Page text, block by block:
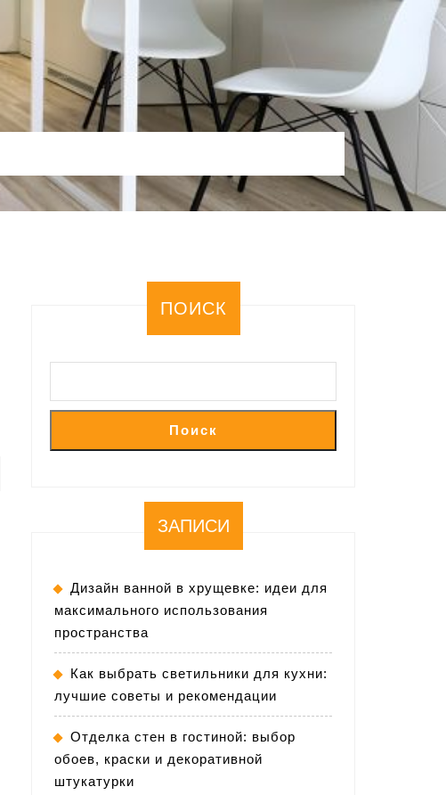
ПОИСК
Поиск
ЗАПИСИ
Дизайн ванной в хрущевке: идеи для
максимального использования
пространства
Как выбрать светильники для кухни:
лучшие советы и рекомендации
Отделка стен в гостиной: выбор
обоев, краски и декоративной
штукатурки